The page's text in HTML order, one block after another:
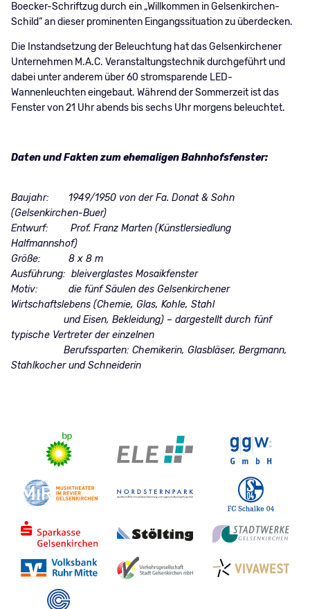
Boecker-Schriftzug durch ein „Willkommen in Gelsenkirchen-
Schild“ an dieser prominenten Eingangssituation zu überdecken.
Die Instandsetzung der Beleuchtung hat das Gelsenkirchener
Unternehmen M.A.C. Veranstaltungstechnik durchgeführt und
dabei unter anderem über 60 stromsparende LED-
Wannenleuchten eingebaut. Während der Sommerzeit ist das
Fenster von 21 Uhr abends bis sechs Uhr morgens beleuchtet.
Daten und Fakten zum ehemaligen Bahnhofsfenster:
Baujahr: 1949/1950 von der Fa. Donat & Sohn
(Gelsenkirchen-Buer)
Entwurf: Prof. Franz Marten (Künstlersiedlung
Halfmannshof)
Größe: 8 x 8 m
Ausführung: bleiverglastes Mosaikfenster
Motiv: die fünf Säulen des Gelsenkirchener
Wirtschaftslebens (Chemie, Glas, Kohle, Stahl
und Eisen, Bekleidung) – dargestellt durch fünf
typische Vertreter der einzelnen
Berufssparten: Chemikerin, Glasbläser, Bergmann,
Stahlkocher und Schneiderin